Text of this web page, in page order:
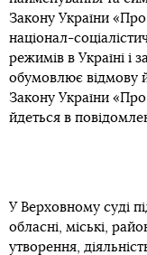
Закону України
націонал-
режимів в Україні і
обумовлює відмову
Закону України
йдеться в
У Верховному суді
обласні, міські,
утворення,